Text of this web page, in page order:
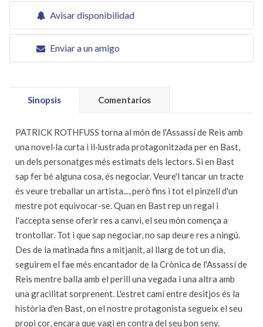
Avisar disponibilidad
Enviar a un amigo
Sinopsis Comentarios
PATRICK ROTHFUSS torna al món de l'Assassí de Reis amb
una novel·la curta i il·lustrada protagonitzada per en Bast,
un dels personatges més estimats dels lectors. Si en Bast
sap fer bé alguna cosa, és negociar. Veure'l tancar un tracte
és veure treballar un artista..., però fins i tot el pinzell d'un
mestre pot equivocar-se. Quan en Bast rep un regal i
l'accepta sense oferir res a canvi, el seu món comença a
trontollar. Tot i que sap negociar, no sap deure res a ningú.
Des de la matinada fins a mitjanit, al llarg de tot un dia,
seguirem el fae més encantador de la Crònica de l'Assassí de
Reis mentre balla amb el perill una vegada i una altra amb
una gracilitat sorprenent. L'estret camí entre desitjos és la
història d'en Bast, on el nostre protagonista segueix el seu
propi cor, encara que vagi en contra del seu bon seny.